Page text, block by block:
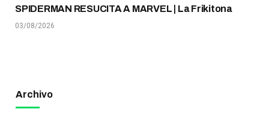
SPIDERMAN RESUCITA A MARVEL | La Frikitona
03/08/2026
Archivo